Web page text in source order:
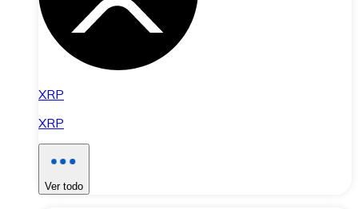
XRP
XRP
Ver todo